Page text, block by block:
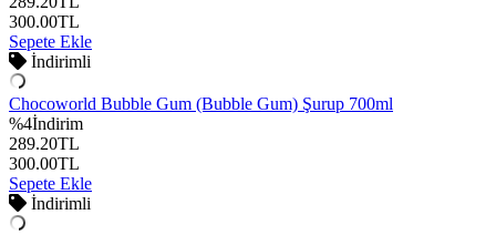
300.00TL
Sepete Ekle
İndirimli
Chocoworld Bubble Gum (Bubble Gum) Şurup 700ml
%4İndirim
289.20TL
300.00TL
Sepete Ekle
İndirimli